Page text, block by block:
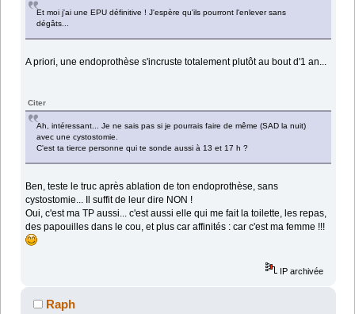
Et moi j'ai une EPU définitive ! J'espère qu'ils pourront l'enlever sans
dégâts...
A priori, une endoprothèse s'incruste totalement plutôt au bout d'1 an...
Citer
Ah, intéressant... Je ne sais pas si je pourrais faire de même (SAD la nuit)
avec une cystostomie.
C'est ta tierce personne qui te sonde aussi à 13 et 17 h ?
Ben, teste le truc après ablation de ton endoprothèse, sans
cystostomie... Il suffit de leur dire NON !
Oui, c'est ma TP aussi... c'est aussi elle qui me fait la toilette, les repas,
des papouilles dans le cou, et plus car affinités : car c'est ma femme !!!
IP archivée
Raph